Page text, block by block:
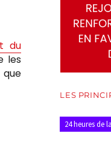
du
les
LES
24 heures de